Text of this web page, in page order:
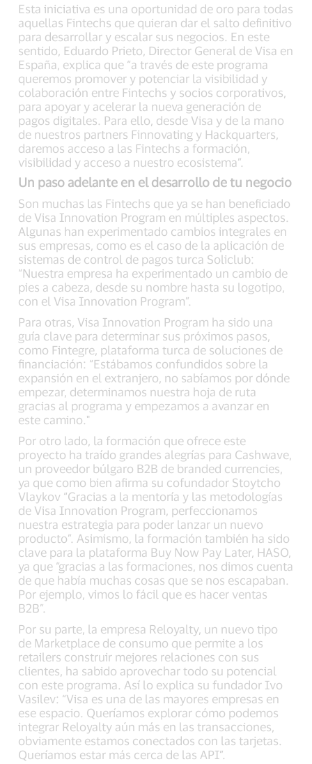
Esta iniciativa es una oportunidad de oro para todas
aquellas Fintechs que quieran dar el salto definitivo
para desarrollar y escalar sus negocios. En este
sentido, Eduardo Prieto, Director General de Visa en
España, explica que “a través de este programa
queremos promover y potenciar la visibilidad y
colaboración entre Fintechs y socios corporativos,
para apoyar y acelerar la nueva generación de
pagos digitales. Para ello, desde Visa y de la mano
de nuestros partners Finnovating y Hackquarters,
daremos acceso a las Fintechs a formación,
visibilidad y acceso a nuestro ecosistema”.
Un paso adelante en el desarrollo de tu negocio
Son muchas las Fintechs que ya se han beneficiado
de Visa Innovation Program en múltiples aspectos.
Algunas han experimentado cambios integrales en
sus empresas, como es el caso de la aplicación de
sistemas de control de pagos turca Soliclub:
“Nuestra empresa ha experimentado un cambio de
pies a cabeza, desde su nombre hasta su logotipo,
con el Visa Innovation Program”.
Para otras, Visa Innovation Program ha sido una
guía clave para determinar sus próximos pasos,
como Fintegre, plataforma turca de soluciones de
financiación: “Estábamos confundidos sobre la
expansión en el extranjero, no sabíamos por dónde
empezar, determinamos nuestra hoja de ruta
gracias al programa y empezamos a avanzar en
este camino."
Por otro lado, la formación que ofrece este
proyecto ha traído grandes alegrías para Cashwave,
un proveedor búlgaro B2B de branded currencies,
ya que como bien afirma su cofundador Stoytcho
Vlaykov “Gracias a la mentoría y las metodologías
de Visa Innovation Program, perfeccionamos
nuestra estrategia para poder lanzar un nuevo
producto”. Asimismo, la formación también ha sido
clave para la plataforma Buy Now Pay Later, HASO,
ya que “gracias a las formaciones, nos dimos cuenta
de que había muchas cosas que se nos escapaban.
Por ejemplo, vimos lo fácil que es hacer ventas
B2B”.
Por su parte, la empresa Reloyalty, un nuevo tipo
de Marketplace de consumo que permite a los
retailers construir mejores relaciones con sus
clientes, ha sabido aprovechar todo su potencial
con este programa. Así lo explica su fundador Ivo
Vasilev: “Visa es una de las mayores empresas en
ese espacio. Queríamos explorar cómo podemos
integrar Reloyalty aún más en las transacciones,
obviamente estamos conectados con las tarjetas.
Queríamos estar más cerca de las API”.